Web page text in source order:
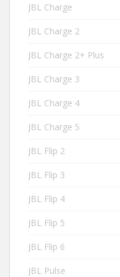
JBL Charge
JBL Charge 2
JBL Charge 2+ Plus
JBL Charge 3
JBL Charge 4
JBL Charge 5
JBL Flip 2
JBL Flip 3
JBL Flip 4
JBL Flip 5
JBL Flip 6
JBL Pulse